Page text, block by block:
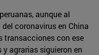
aunque al
coronavirus en China
transacciones con ese
agrarias siguieron en